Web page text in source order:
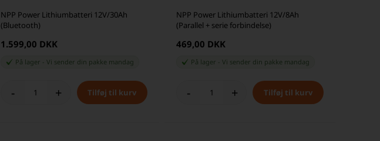
NPP Power Lithiumbatteri 12V/30Ah
(Bluetooth)
1.599,00 DKK
På lager Vi sender din pakke mandag
- +
NPP Power Lithiumbatteri 12V/8Ah
(Parallel + serie forbindelse)
469,00 DKK
På lager -Vi sender din pakke mandag
- +